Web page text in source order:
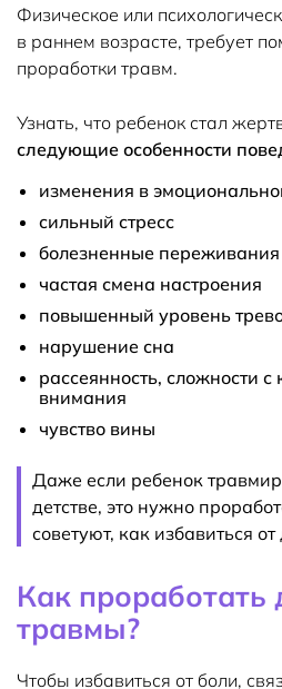
Физическое или
в раннем возрасте, требует
проработки травм.
Узнать, что ребенок стал
следующие особенности
изменения в
сильный стресс
болезненные
частая смена настроения
повышенный уровень
нарушение сна
рассеянность, сложности
внимания
чувство вины
Даже если ребенок
детстве, это нужно
советуют, как избавиться
Как проработать
травмы?
Чтобы избавиться от боли,